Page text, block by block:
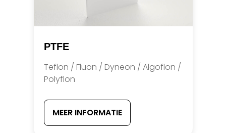
PTFE
Teflon / Fluon / Dyneon / Algoflon /
Polyflon
MEER INFORMATIE